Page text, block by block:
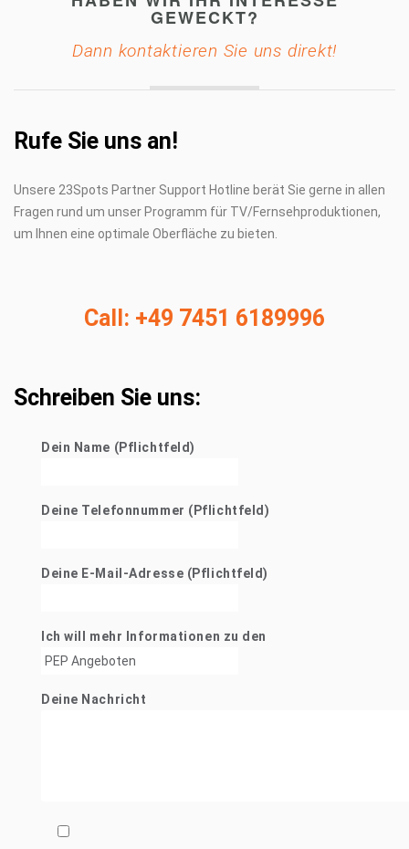
GEWECKT?
Dann kontaktieren Sie uns direkt!
Rufe Sie uns an!
Unsere 23Spots Partner Support Hotline berät Sie gerne in allen
Fragen rund um unser Programm für TV/Fernsehproduktionen,
um Ihnen eine optimale Oberfläche zu bieten.
Call: +49 7451 6189996
Schreiben Sie uns:
Dein Name (Pflichtfeld)
Deine Telefonnummer (Pflichtfeld)
Deine E-Mail-Adresse (Pflichtfeld)
Ich will mehr Informationen zu den
Deine Nachricht